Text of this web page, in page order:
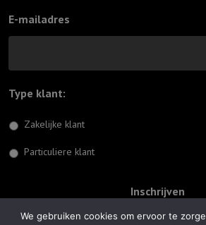
E-mailadres
Type klant:
Zakelijke klant
Particuliere klant
We gebruiken cookies om ervoor te